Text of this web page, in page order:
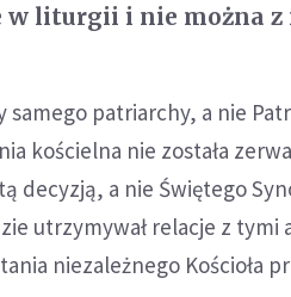
liturgii i nie można z
samego patriarchy, a nie
kościelna nie została
decyzją, a nie Świętego
utrzymywał relacje z
niezależnego Kościoła